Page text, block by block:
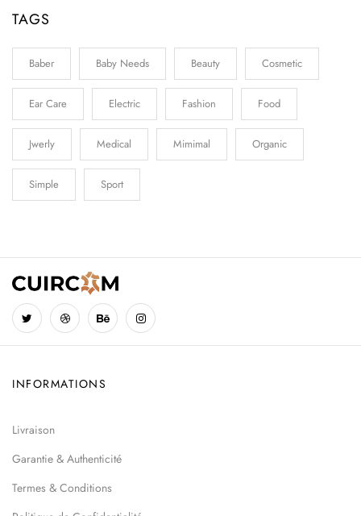
TAGS
Baber Baby Needs Beauty Cosmetic
Ear Care Electric Fashion Food
Jwerly Medical Mimimal Organic
Simple Sport
INFORMATIONS
Livraison
Garantie & Authenticité
Termes & Conditions